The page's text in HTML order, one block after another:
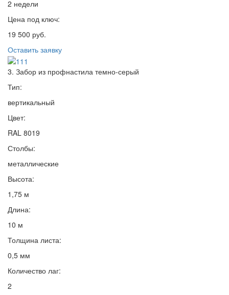
2 недели
Цена под ключ:
19 500 руб.
Оставить заявку
3. Забор из профнастила темно-серый
Тип:
вертикальный
Цвет:
RAL 8019
Столбы:
металлические
Высота:
1,75 м
Длина:
10 м
Толщина листа:
0,5 мм
Количество лаг:
2